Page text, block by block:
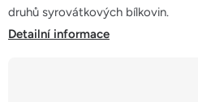
druhů syrovátkových bílkovin.
Detailní informace